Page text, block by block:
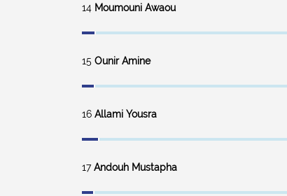
14 Moumouni Awaou
15 Ounir Amine
16 Allami Yousra
17 Andouh Mustapha